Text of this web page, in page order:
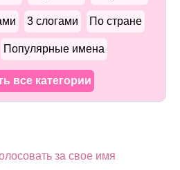
3 слогами По стране
Популярные имена
все категории
за свое имя